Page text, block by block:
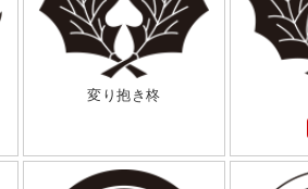
変り抱き柊